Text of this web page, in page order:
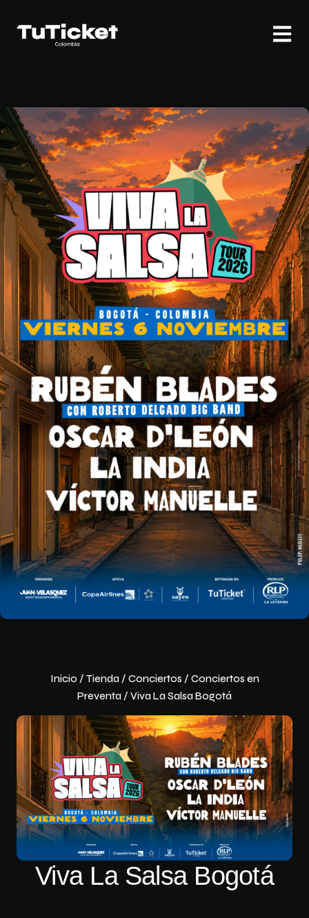
Inicio / Tienda/ Conciertos / Conciertos en
Preventa / Viva La Salsa Bogotá
Viva La Salsa Bogotá